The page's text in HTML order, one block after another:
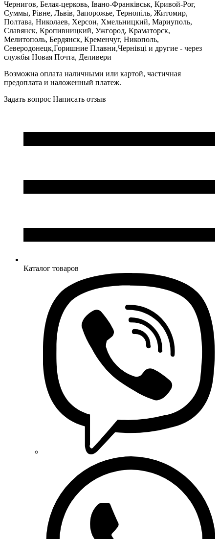
Чернигов, Белая-церковь, Івано-Франківськ, Кривой-Рог,
Суммы, Рівне, Львів, Запорожье, Тернопіль, Житомир,
Полтава, Николаев, Херсон, Хмельницкий, Мариуполь,
Славянск, Кропивницкий, Ужгород, Краматорск,
Мелитополь, Бердянск, Кременчуг, Никополь,
Северодонецк,Горишние Плавни,Чернівці и другие - через
службы Новая Почта, Деливери
Возможна оплата наличными или картой, частичная
предоплата и наложенный платеж.
Задать вопрос Написать отзыв
Каталог товаров